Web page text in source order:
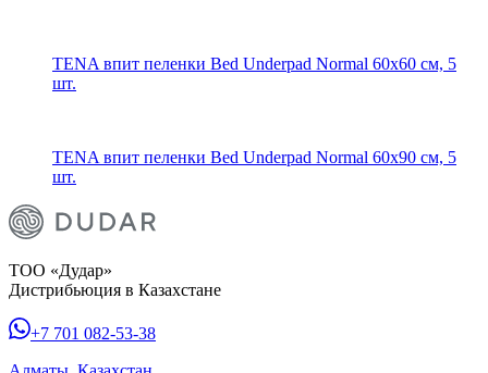
TENA впит пеленки Bed Underpad Normal 60x60 см, 5
шт.
TENA впит пеленки Bed Underpad Normal 60x90 см, 5
шт.
ТОО «Дудар»
Дистрибьюция в Казахстане
+7 701 082-53-38